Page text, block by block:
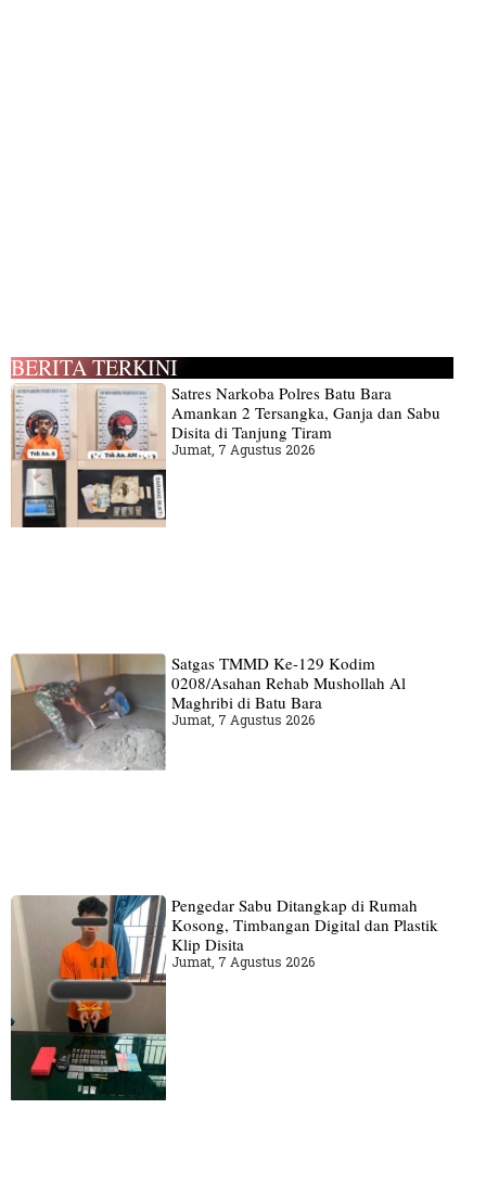
BERITA TERKINI
Satres Narkoba Polres Batu Bara
Amankan 2 Tersangka, Ganja dan Sabu
Disita di Tanjung Tiram
Jumat, 7 Agustus 2026
Satgas TMMD Ke-129 Kodim
0208/Asahan Rehab Mushollah Al
Maghribi di Batu Bara
Jumat, 7 Agustus 2026
Pengedar Sabu Ditangkap di Rumah
Kosong, Timbangan Digital dan Plastik
Klip Disita
Jumat, 7 Agustus 2026